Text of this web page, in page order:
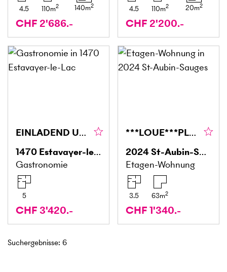
4.5 110m2 140m2
CHF 2'686.-
4.5 110m2 20m2
CHF 2'200.-
EINLADEND UND ZENTRAL
1470 Estavayer-le-Lac
Gastronomie
5
CHF 3'420.-
***LOUE***PLUS DISPONIBLE
2024St-Aubin-Sauges
Etagen-Wohnung
3.5 63m2
CHF 1'340.-
Suchergebnisse: 6